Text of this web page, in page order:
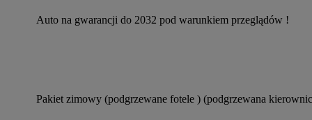
Auto na gwarancji do 2032 pod warunkiem przeglądów !
Pakiet zimowy (podgrzewane fotele ) (podgrzewana